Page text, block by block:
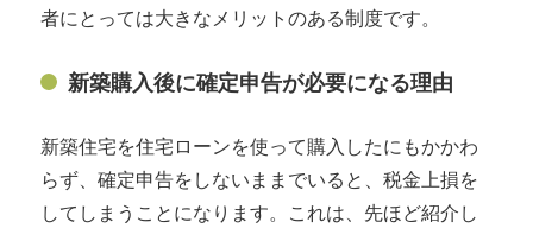
者にとっては大きなメリットのある制度です。
新築購入後に確定申告が必要になる理由
新築住宅を住宅ローンを使って購入したにもかかわ
らず、確定申告をしないままでいると、税金上損を
してしまうことになります。これは、先ほど紹介し